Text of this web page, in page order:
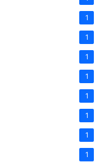
1
1
1
1
1
1
1
1